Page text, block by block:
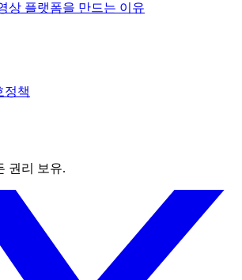
상 플랫폼을 만드는 이유
정책
권리 보유.